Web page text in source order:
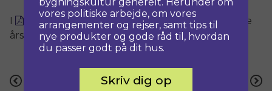
I årsberetningengiver vi et udpluk af det sidste
års arbejde i sekretariatet. Vi ønsker god læselyst!
Indlægsnavigation
vores politiske arbejde, om vores
arrangementer og rejser, samt tips til
nye produkter og gode råd til, hvordan
du passer godt på dit hus.
Skriv dig op